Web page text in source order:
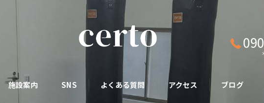
施設案内 SNS よくある質問 アクセス ブログ